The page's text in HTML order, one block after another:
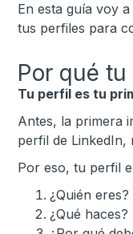
En esta guía voy
tus perfiles para
Por qué
Tu perfil es tu
Antes, la primera
perfil de LinkedIn,
Por eso, tu perfil
¿Quién eres?
¿Qué haces?